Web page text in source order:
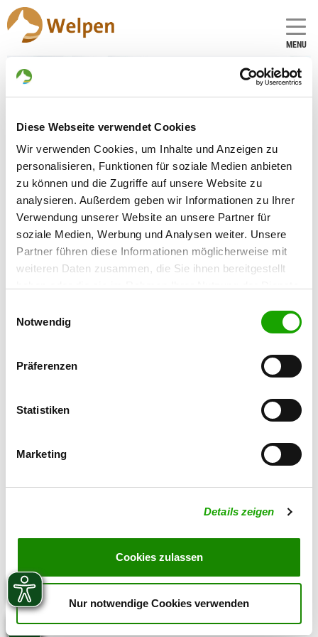
Diese Webseite verwendet Cookies
Wir verwenden Cookies, um Inhalte und Anzeigen zu
personalisieren, Funktionen für soziale Medien anbieten
zu können und die Zugriffe auf unsere Website zu
analysieren. Außerdem geben wir Informationen zu Ihrer
Verwendung unserer Website an unsere Partner für
soziale Medien, Werbung und Analysen weiter. Unsere
Partner führen diese Informationen möglicherweise mit
weiteren Daten zusammen, die Sie ihnen bereitgestellt
Cookies, wenn Sie unsere Webseite weiterhin nutzen.
Notwendig
Präferenzen
Statistiken
Marketing
Details zeigen
Cookies zulassen
Nur notwendige Cookies verwenden
MENU
von der Hohl
Gründungsdatum: 27.08.2004
Eleveur
Anita Kunkler
Gartenstr. 8
56379 Hömberg
Kontakt
015772594303
von-der-Hohl@hotmail.de